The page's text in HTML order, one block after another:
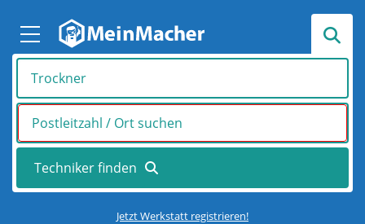
Jetzt Werkstatt registrieren!